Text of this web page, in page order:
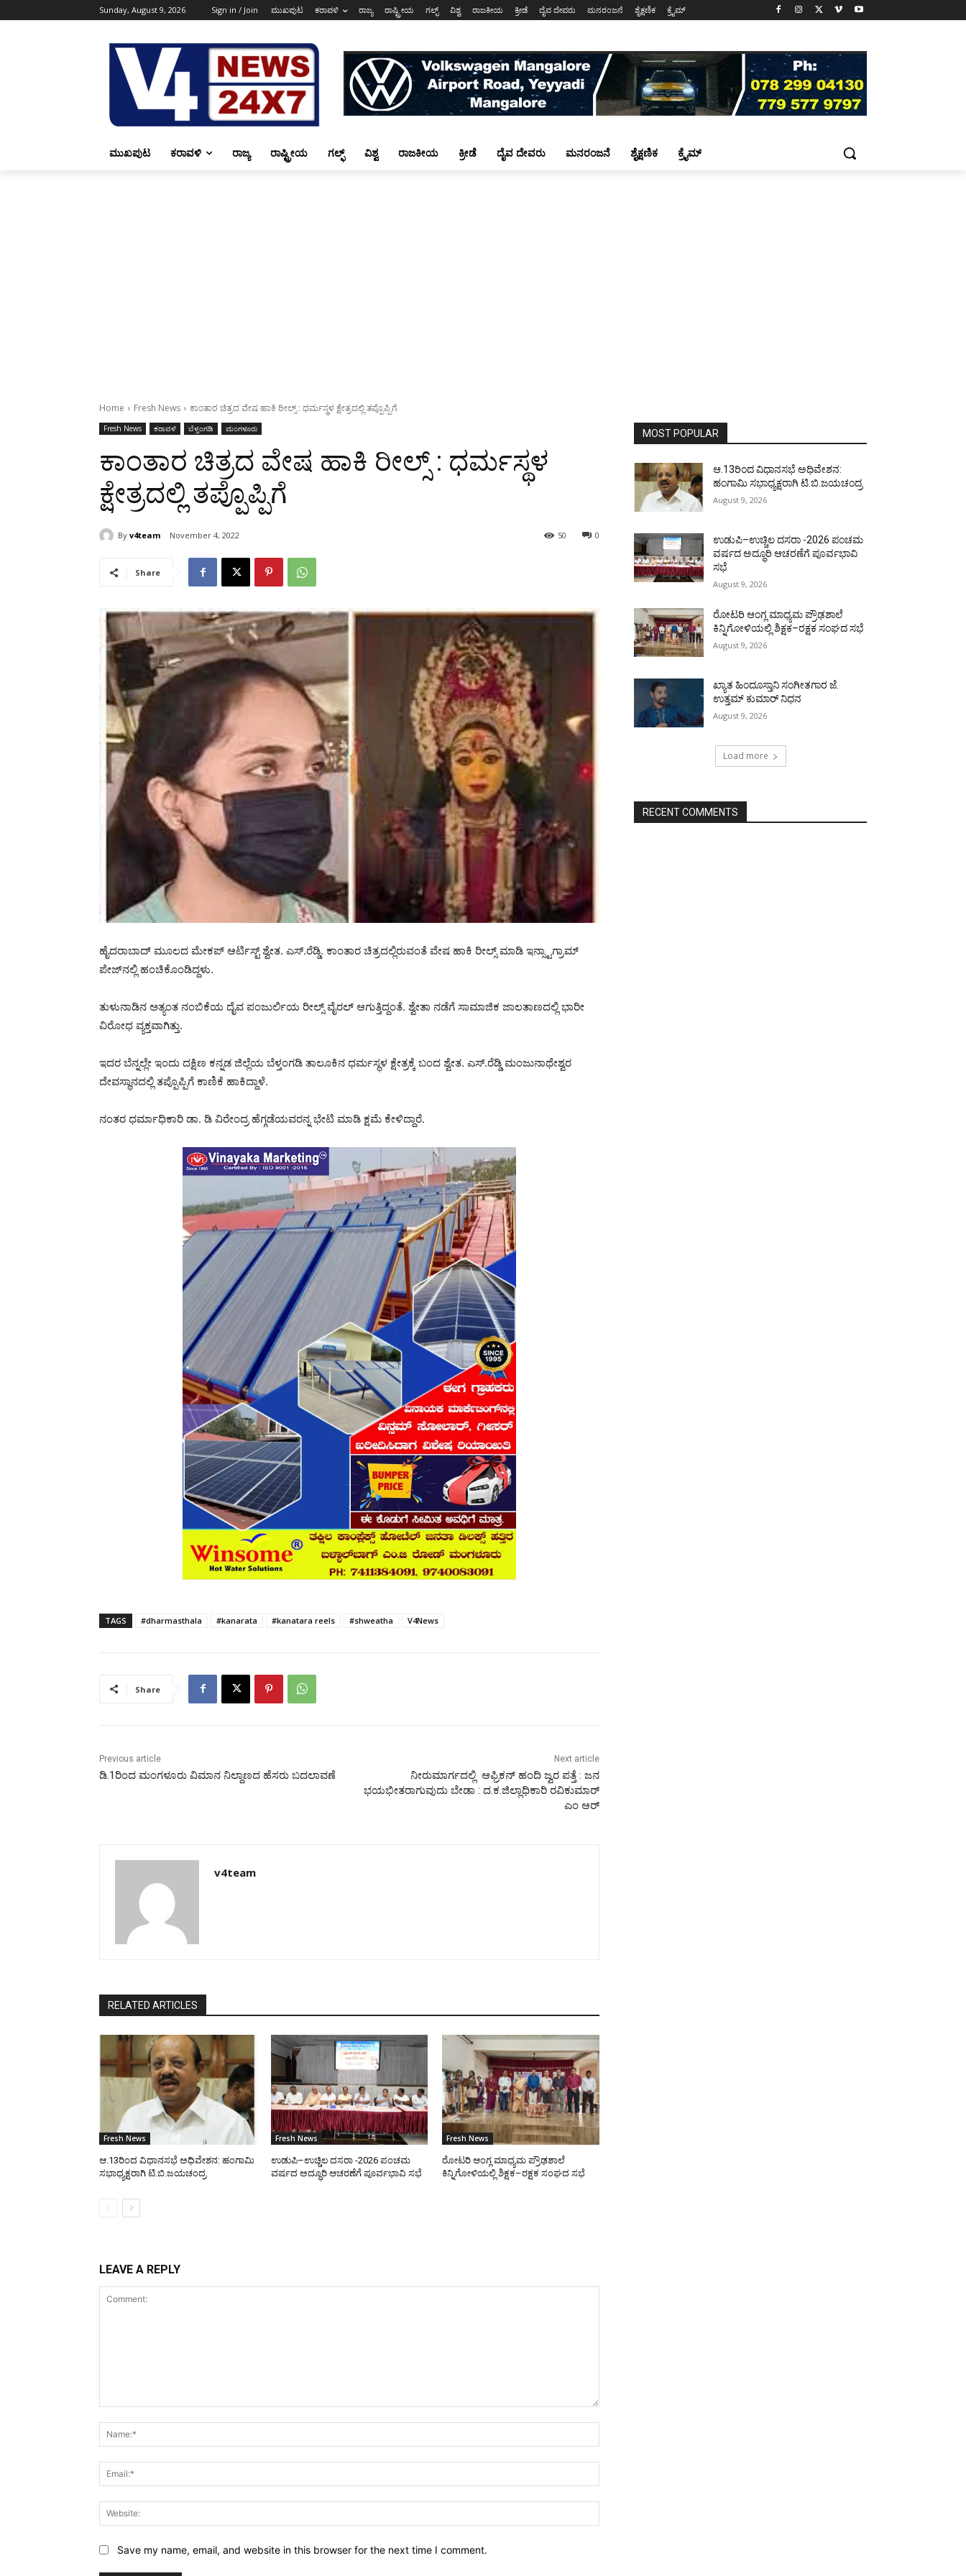
Sunday, August 9, 2026 Sign in / Join ಮುಖಪುಟ ಕರಾವಳಿ ರಾಜ್ಯ ರಾಷ್ಟ್ರೀಯ ಗಲ್ಫ್ ವಿಶ್ವ ರಾಜಕೀಯ ಕ್ರೀಡೆ ದೈವ ದೇವರು ಮನರಂಜನೆ ಶೈಕ್ಷಣಿಕ ಕ್ರೈಮ್
ಮುಖಪುಟ ಕರಾವಳಿ ರಾಜ್ಯ ರಾಷ್ಟ್ರೀಯ ಗಲ್ಫ್ ವಿಶ್ವ ರಾಜಕೀಯ ಕ್ರೀಡೆ ದೈವ ದೇವರು ಮನರಂಜನೆ ಶೈಕ್ಷಣಿಕ ಕ್ರೈಮ್
Home Fresh News ಕಾಂತಾರ ಚಿತ್ರದ ವೇಷ ಹಾಕಿ ರೀಲ್ಸ್ : ಧರ್ಮಸ್ಥಳ ಕ್ಷೇತ್ರದಲ್ಲಿ ತಪ್ಪೊಪ್ಪಿಗೆ
Fresh News ಕರಾವಳಿ ಬೆಳ್ತಂಗಡಿ ಮಂಗಳೂರು
ಕಾಂತಾರ ಚಿತ್ರದ ವೇಷ ಹಾಕಿ ರೀಲ್ಸ್ : ಧರ್ಮಸ್ಥಳ
ಕ್ಷೇತ್ರದಲ್ಲಿ ತಪ್ಪೊಪ್ಪಿಗೆ
By v4team November 4, 2022 0
50
Share
ಹೈದರಾಬಾದ್ ಮೂಲದ ಮೇಕಪ್ ಆರ್ಟಿಸ್ಟ್ ಶ್ವೇತ. ಎಸ್.ರೆಡ್ಡಿ. ಕಾಂತಾರ ಚಿತ್ರದಲ್ಲಿರುವಂತೆ ವೇಷ ಹಾಕಿ ರೀಲ್ಸ್ ಮಾಡಿ ಇನ್ಸ್ಟಾಗ್ರಾಮ್
ಪೇಜ್‌ನಲ್ಲಿ ಹಂಚಿಕೊಂಡಿದ್ದಳು.
ತುಳುನಾಡಿನ ಅತ್ಯಂತ ನಂಬಿಕೆಯ ದೈವ ಪಂಜುರ್ಲಿಯ ರೀಲ್ಸ್ ವೈರಲ್‌ ಆಗುತ್ತಿದ್ದಂತೆ. ಶ್ವೇತಾ ನಡೆಗೆ ಸಾಮಾಜಿಕ ಜಾಲತಾಣದಲ್ಲಿ ಭಾರೀ
ವಿರೋಧ ವ್ಯಕ್ತವಾಗಿತ್ತು.
ಇದರ ಬೆನ್ನಲ್ಲೇ ಇಂದು ದಕ್ಷಿಣ ಕನ್ನಡ ಜಿಲ್ಲೆಯ ಬೆಳ್ತಂಗಡಿ ತಾಲೂಕಿನ ಧರ್ಮಸ್ಥಳ ಕ್ಷೇತ್ರಕ್ಕೆ ಬಂದ ಶ್ವೇತ. ಎಸ್.ರೆಡ್ಡಿ ಮಂಜುನಾಥೇಶ್ವರ
ದೇವಸ್ಥಾನದಲ್ಲಿ ತಪ್ಪೊಪ್ಪಿಗೆ ಕಾಣಿಕೆ ಹಾಕಿದ್ದಾಳೆ.
ನಂತರ ಧರ್ಮಾಧಿಕಾರಿ ಡಾ. ಡಿ ವಿರೇಂದ್ರ ಹೆಗ್ಗಡೆಯವರನ್ನ ಭೇಟಿ ಮಾಡಿ ಕ್ಷಮೆ ಕೇಳಿದ್ದಾರೆ.
TAGS #dharmasthala #kanarata #kanatara reels #shweatha V4News
Share
Previous article
ಡಿ.1ರಿಂದ ಮಂಗಳೂರು ವಿಮಾನ ನಿಲ್ದಾಣದ ಹೆಸರು ಬದಲಾವಣೆ
Next article
ನೀರುಮಾರ್ಗದಲ್ಲಿ ಆಫ್ರಿಕನ್​ ಹಂದಿ ಜ್ವರ ಪತ್ತೆ : ಜನ
ಭಯಭೀತರಾಗುವುದು ಬೇಡಾ : ದ.ಕ.ಜಿಲ್ಲಾಧಿಕಾರಿ ರವಿಕುಮಾರ್
ಎಂ ಆರ್
v4team
RELATED ARTICLES
Fresh News
ಆ.13ರಿಂದ ವಿಧಾನಸಭೆ ಅಧಿವೇಶನ: ಹಂಗಾಮಿ
ಸಭಾಧ್ಯಕ್ಷರಾಗಿ ಟಿ.ಬಿ.ಜಯಚಂದ್ರ
Fresh News
ಉಡುಪಿ–ಉಚ್ಚಿಲ ದಸರಾ -2026 ಪಂಚಮ
ವರ್ಷದ ಅದ್ಧೂರಿ ಆಚರಣೆಗೆ ಪೂರ್ವಭಾವಿ ಸಭೆ
Fresh News
ರೋಟರಿ ಆಂಗ್ಲ ಮಾಧ್ಯಮ ಪ್ರೌಢಶಾಲೆ
ಕಿನ್ನಿಗೋಳಿಯಲ್ಲಿ ಶಿಕ್ಷಕ–ರಕ್ಷಕ ಸಂಘದ ಸಭೆ
LEAVE A REPLY
Save my name, email, and website in this browser for the next time I comment.
MOST POPULAR
ಆ.13ರಿಂದ ವಿಧಾನಸಭೆ ಅಧಿವೇಶನ:
ಹಂಗಾಮಿ ಸಭಾಧ್ಯಕ್ಷರಾಗಿ ಟಿ.ಬಿ.ಜಯಚಂದ್ರ
August 9, 2026
ಉಡುಪಿ–ಉಚ್ಚಿಲ ದಸರಾ -2026 ಪಂಚಮ
ವರ್ಷದ ಅದ್ಧೂರಿ ಆಚರಣೆಗೆ ಪೂರ್ವಭಾವಿ
ಸಭೆ
August 9, 2026
ರೋಟರಿ ಆಂಗ್ಲ ಮಾಧ್ಯಮ ಪ್ರೌಢಶಾಲೆ
ಕಿನ್ನಿಗೋಳಿಯಲ್ಲಿ ಶಿಕ್ಷಕ–ರಕ್ಷಕ ಸಂಘದ ಸಭೆ
August 9, 2026
ಖ್ಯಾತ ಹಿಂದೂಸ್ತಾನಿ ಸಂಗೀತಗಾರ ಜೆ.
ಉತ್ತಮ್ ಕುಮಾರ್ ನಿಧನ
August 9, 2026
Load more
RECENT COMMENTS